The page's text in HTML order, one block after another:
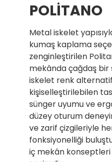
POLİTANO
Metal iskelet
kumaş kaplama
zenginleştirilen
mekânda çağdaş bir
iskelet renk
kişiselleştirilebilen
sünger uyumu ve
düzey oturum
ve zarif çizgileriyle
fonksiyonelliği
iç mekân